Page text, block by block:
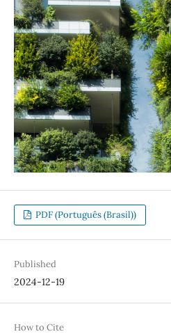
PDF (Português (Brasil))
Published
2024-12-19
How to Cite